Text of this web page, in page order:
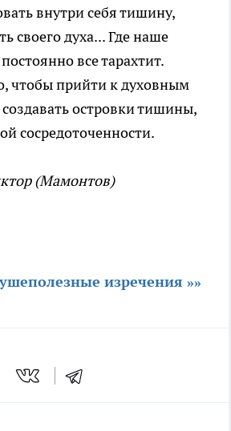
внутри себя тишину,
своего духа... Где наше
все тарахтит.
чтобы прийти к духовным
островки тишины,
сосредоточенности.
(Мамонтов)
изречения »»